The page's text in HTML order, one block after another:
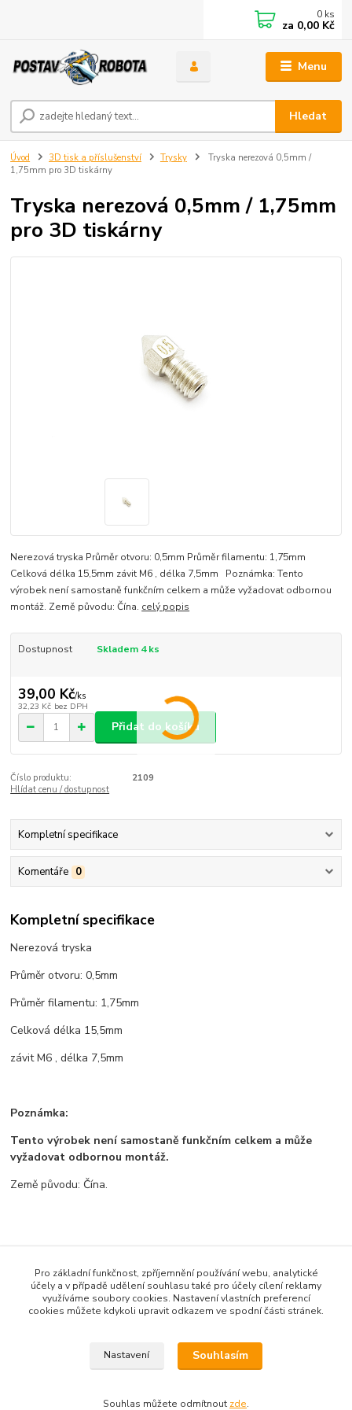
Menu
Hledat
0 ks
za 0,00 Kč
Úvod 3D tisk a příslušenství Trysky
Tryska nerezová 0,5mm /
1,75mm pro 3D tiskárny
Tryska nerezová 0,5mm / 1,75mm
pro 3D tiskárny
Nerezová tryska Průměr otvoru: 0,5mm Průměr filamentu: 1,75mm
Celková délka 15,5mm závit M6 , délka 7,5mm Poznámka: Tento
výrobek není samostaně funkčním celkem a může vyžadovat odbornou
montáž. Země původu: Čína. celý popis
Dostupnost Skladem 4 ks
39,00 Kč/ks
32,23 Kč bez DPH
Přidat do košíku
Číslo produktu:
2109
Hlídat cenu / dostupnost
Kompletní specifikace
Komentáře 0
Kompletní specifikace
Nerezová tryska
Průměr otvoru: 0,5mm
Průměr filamentu: 1,75mm
Celková délka 15,5mm
závit M6 , délka 7,5mm
Poznámka:
Tento výrobek není samostaně funkčním celkem a může
vyžadovat odbornou montáž.
Země původu: Čína.
Zboží zařazeno v kategoriích
Všechno zboží
3D tisk a příslušenství
Pro základní funkčnost, zpříjemnění používání webu, analytické
účely a v případě udělení souhlasu také pro účely cílení reklamy
využíváme soubory cookies. Nastavení vlastních preferencí
cookies můžete kdykoli upravit odkazem ve spodní části stránek.
Nastavení Souhlasím
Souhlas můžete odmítnout zde.